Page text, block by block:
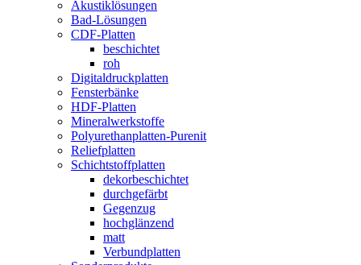
Akustiklösungen
Bad-Lösungen
CDF-Platten
beschichtet
roh
Digitaldruckplatten
Fensterbänke
HDF-Platten
Mineralwerkstoffe
Polyurethanplatten-Purenit
Reliefplatten
Schichtstoffplatten
dekorbeschichtet
durchgefärbt
Gegenzug
hochglänzend
matt
Verbundplatten